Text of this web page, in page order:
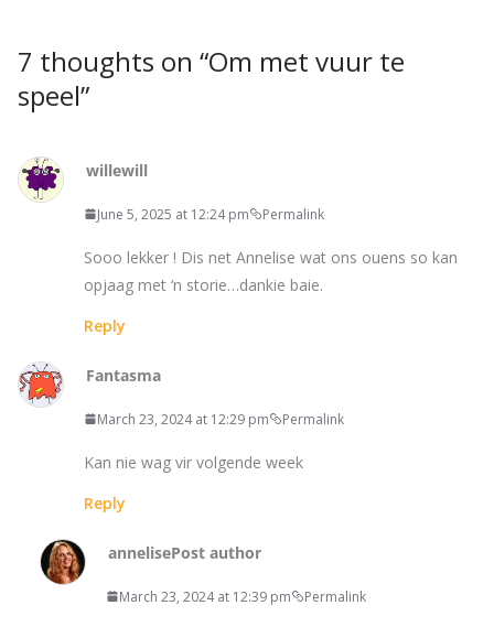
7 thoughts on “Om met vuur te
speel”
willewill
June 5, 2025 at 12:24 pm Permalink
Sooo lekker ! Dis net Annelise wat ons ouens so kan
opjaag met ‘n storie…dankie baie.
Reply
Fantasma
March 23, 2024 at 12:29 pm Permalink
Kan nie wag vir volgende week
Reply
annelisePost author
March 23, 2024 at 12:39 pm Permalink